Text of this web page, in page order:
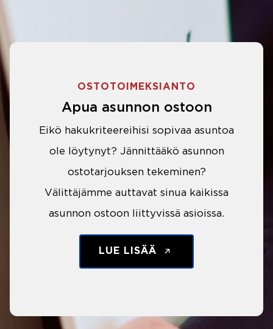
OSTOTOIMEKSIANTO
Apua asunnon ostoon
Eikö hakukriteereihisi sopivaa asuntoa
ole löytynyt? Jännittääkö asunnon
ostotarjouksen tekeminen?
Välittäjämme auttavat sinua kaikissa
asunnon ostoon liittyvissä asioissa.
LUE LISÄÄ